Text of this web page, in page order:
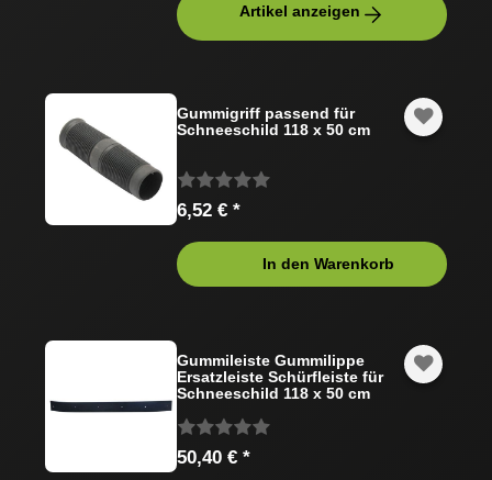
Artikel anzeigen
Gummigriff passend für
Schneeschild 118 x 50 cm
6,52 € *
In den Warenkorb
Gummileiste Gummilippe
Ersatzleiste Schürfleiste für
Schneeschild 118 x 50 cm
50,40 € *